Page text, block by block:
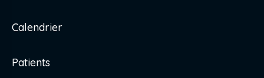
Calendrier
Patients